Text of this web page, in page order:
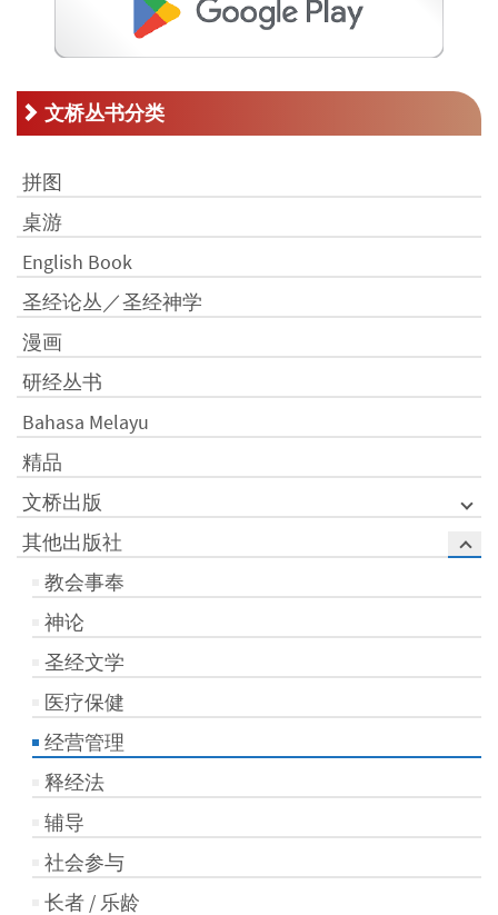
文桥丛书分类
拼图
桌游
English Book
圣经论丛／圣经神学
漫画
研经丛书
Bahasa Melayu
精品
文桥出版
其他出版社
教会事奉
神论
圣经文学
医疗保健
经营管理
释经法
辅导
社会参与
长者 / 乐龄